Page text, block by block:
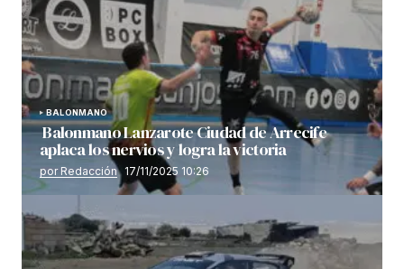
BALONMANO
Balonmano Lanzarote Ciudad de Arrecife
aplaca los nervios y logra la victoria
por Redacción 17/11/2025 10:26